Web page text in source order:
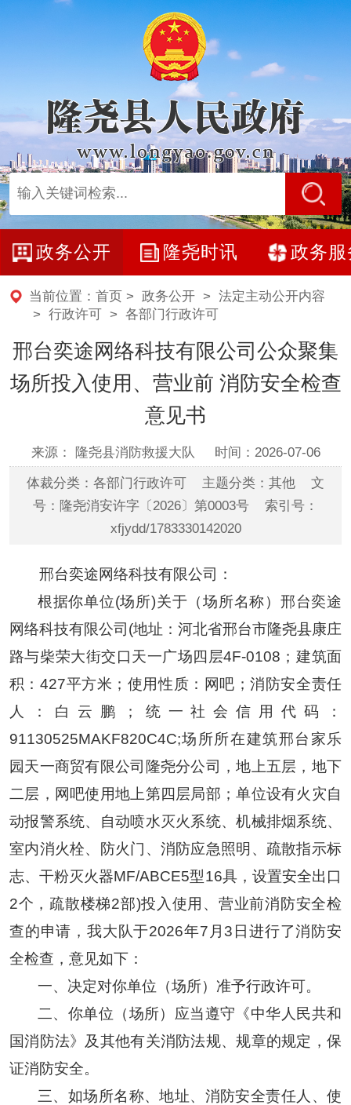
政务公开 隆尧时讯 政务服
当前位置： 首页 > 政务公开> 法定主动公开内容
> 行政许可 > 各部门行政许可
邢台奕途网络科技有限公司公众聚集
场所投入使用、营业前 消防安全检查
意见书
来源： 隆尧县消防救援大队 时间：2026-07-06
体裁分类：各部门行政许可 主题分类：其他 文
号：隆尧消安许字〔2026〕第0003号 索引号：
xfjydd/1783330142020
邢台奕途网络科技有限公司：
根据你单位(场所)关于（场所名称） 邢台奕途
网络科技有限公司(地址：河北省邢台市隆尧县康庄
路与柴荣大街交口天一广场四层4F-0108 ；建筑面
积：427平方米；使用性质：网吧；消防安全责任
人：白云鹏；
统一社会信用代码：
91130525MAKF820C4C;场所所在建筑邢台家乐
园天一商贸有限公司隆尧分公司 ，地上五层，地下
二层，网吧使用地上第四层局部；单位设有火灾自
动报警系统、自动喷水灭火系统、机械排烟系统、
室内消火栓、防火门、消防应急照明、疏散指示标
志、干粉灭火器MF/ABCE5型16具， 设置安全出口
2个 ， 疏散楼梯2部)投入使用、营业前消防安全检
查的申请，我大队于2026年7月3日进行了消防安
全检查，意见如下：
一、决定对你单位（场所）准予行政许可。
二、你单位（场所）应当遵守《中华人民共和
国消防法》及其他有关消防法规、规章的规定，保
证消防安全。
三、如场所名称、地址、消防安全责任人、使